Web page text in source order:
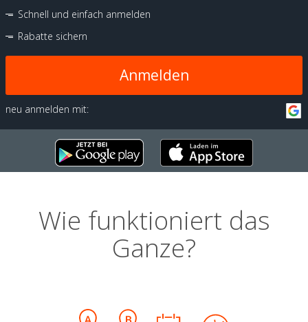
Schnell und einfach anmelden
Rabatte sichern
Anmelden
neu anmelden mit:
Wie funktioniert das
Ganze?